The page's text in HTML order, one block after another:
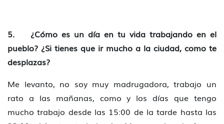
5. ¿Cómo es un día en tu vida trabajando en el
pueblo? ¿Si tienes que ir mucho a la ciudad, como te
desplazas?
Me levanto, no soy muy madrugadora, trabajo un
rato a las mañanas, como y los días que tengo
mucho trabajo desde las 15:00 de la tarde hasta las